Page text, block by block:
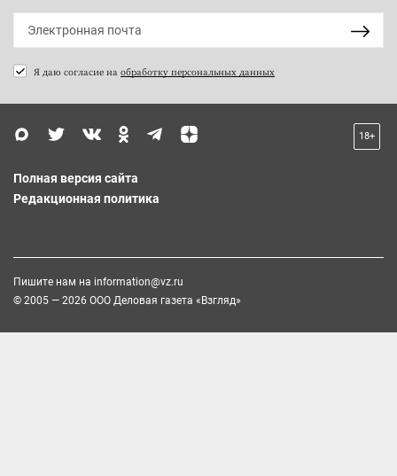
Я даю согласие на обработку персональных данных
18+
Полная версия сайта
Редакционная политика
Пишите нам на information@vz.ru
© 2005 — 2026 ООО Деловая газета «Взгляд»